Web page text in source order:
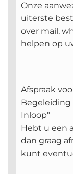
Onze
uiterste
over mail,
helpen op
Afspraak
Inloop"
Hebt u een
dan graag
kunt